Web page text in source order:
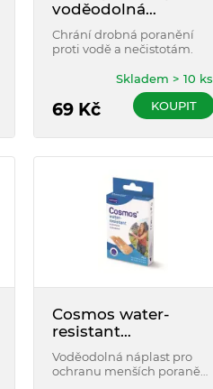
voděodolná
universal 40 ks
Chrání drobná poranění
proti vodě a nečistotám.
69Kč
Skladem > 10 ks
KOUPIT
Cosmos water-
resistant
voděodolná náplast
2 velikosti 20ks
Voděodolná náplast pro
ochranu menších poranění